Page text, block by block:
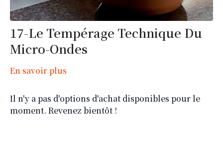
17-Le Tempérage Technique Du
Micro-Ondes
En savoir plus
Il n'y a pas d'options d'achat disponibles pour le
moment. Revenez bientôt !